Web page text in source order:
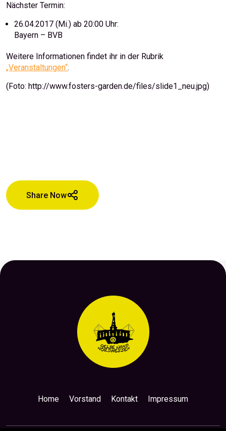
Nächster Termin:
26.04.2017 (Mi.) ab 20:00 Uhr:
Bayern – BVB
Weitere Informationen findet ihr in der Rubrik
„Veranstaltungen“.
(Foto: http://www.fosters-garden.de/files/slide1_neu.jpg)
Share Now
Home Vorstand Kontakt Impressum